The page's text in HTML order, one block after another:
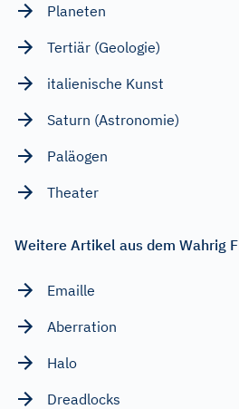
Planeten
Tertiär (Geologie)
italienische Kunst
Saturn (Astronomie)
Paläogen
Theater
Weitere Artikel aus dem Wahrig
Emaille
Aberration
Halo
Dreadlocks